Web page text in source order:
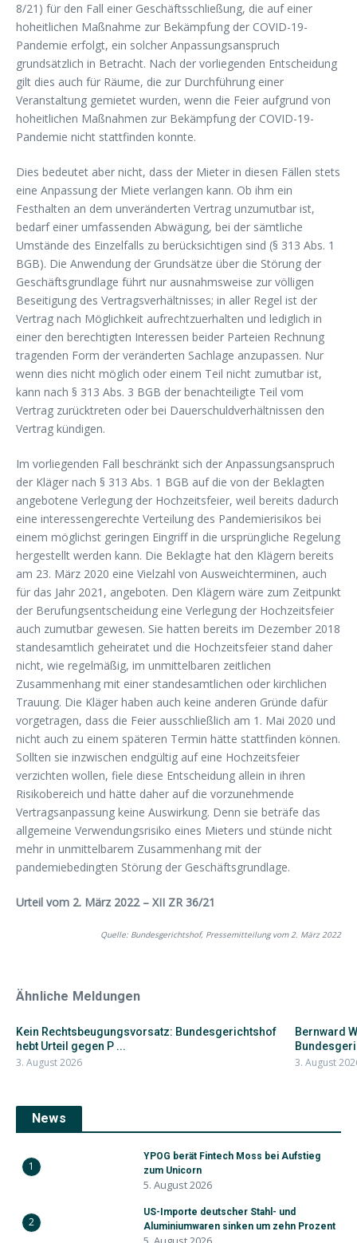
8/21) für den Fall einer Geschäftsschließung, die auf einer
hoheitlichen Maßnahme zur Bekämpfung der COVID-19-
Pandemie erfolgt, ein solcher Anpassungsanspruch
grundsätzlich in Betracht. Nach der vorliegenden Entscheidung
gilt dies auch für Räume, die zur Durchführung einer
Veranstaltung gemietet wurden, wenn die Feier aufgrund von
hoheitlichen Maßnahmen zur Bekämpfung der COVID-19-
Pandemie nicht stattfinden konnte.
Dies bedeutet aber nicht, dass der Mieter in diesen Fällen stets
eine Anpassung der Miete verlangen kann. Ob ihm ein
Festhalten an dem unveränderten Vertrag unzumutbar ist,
bedarf einer umfassenden Abwägung, bei der sämtliche
Umstände des Einzelfalls zu berücksichtigen sind (§ 313 Abs. 1
BGB). Die Anwendung der Grundsätze über die Störung der
Geschäftsgrundlage führt nur ausnahmsweise zur völligen
Beseitigung des Vertragsverhältnisses; in aller Regel ist der
Vertrag nach Möglichkeit aufrechtzuerhalten und lediglich in
einer den berechtigten Interessen beider Parteien Rechnung
tragenden Form der veränderten Sachlage anzupassen. Nur
wenn dies nicht möglich oder einem Teil nicht zumutbar ist,
kann nach § 313 Abs. 3 BGB der benachteiligte Teil vom
Vertrag zurücktreten oder bei Dauerschuldverhältnissen den
Vertrag kündigen.
Im vorliegenden Fall beschränkt sich der Anpassungsanspruch
der Kläger nach § 313 Abs. 1 BGB auf die von der Beklagten
angebotene Verlegung der Hochzeitsfeier, weil bereits dadurch
eine interessengerechte Verteilung des Pandemierisikos bei
einem möglichst geringen Eingriff in die ursprüngliche Regelung
hergestellt werden kann. Die Beklagte hat den Klägern bereits
am 23. März 2020 eine Vielzahl von Ausweichterminen, auch
für das Jahr 2021, angeboten. Den Klägern wäre zum Zeitpunkt
der Berufungsentscheidung eine Verlegung der Hochzeitsfeier
auch zumutbar gewesen. Sie hatten bereits im Dezember 2018
standesamtlich geheiratet und die Hochzeitsfeier stand daher
nicht, wie regelmäßig, im unmittelbaren zeitlichen
Zusammenhang mit einer standesamtlichen oder kirchlichen
Trauung. Die Kläger haben auch keine anderen Gründe dafür
vorgetragen, dass die Feier ausschließlich am 1. Mai 2020 und
nicht auch zu einem späteren Termin hätte stattfinden können.
Sollten sie inzwischen endgültig auf eine Hochzeitsfeier
verzichten wollen, fiele diese Entscheidung allein in ihren
Risikobereich und hätte daher auf die vorzunehmende
Vertragsanpassung keine Auswirkung. Denn sie beträfe das
allgemeine Verwendungsrisiko eines Mieters und stünde nicht
mehr in unmittelbarem Zusammenhang mit der
pandemiebedingten Störung der Geschäftsgrundlage.
Urteil vom 2. März 2022 – XII ZR 36/21
Quelle: Bundesgerichtshof, Pressemitteilung vom 2. März 2022
Ähnliche Meldungen
Kein Rechtsbeugungsvorsatz: Bundesgerichtshof
hebt Urteil gegen P ...
3. August 2026
Bernward
3. August
News
1
YPOG berät Fintech Moss bei Aufstieg
zum Unicorn
5. August 2026
2
US-Importe deutscher Stahl- und
Aluminiumwaren sinken um zehn Prozent